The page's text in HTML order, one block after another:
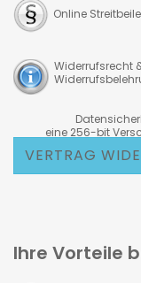
Online
Widerrufsrecht
eine 256-bit
VERTRAG
Ihre Vorteile